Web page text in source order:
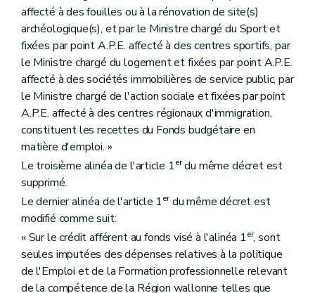
Art. 150
Art. 151
Art. 152
Art. 153
Chapitre XI Dispositions finales
Art. 154
affecté à des fouilles ou à la rénovation de site(s)
archéologique(s), et par le Ministre chargé du Sport et
fixées par point A.P.E. affecté à des centres sportifs, par
le Ministre chargé du logement et fixées par point A.P.E.
affecté à des sociétés immobilières de service public, par
le Ministre chargé de l'action sociale et fixées par point
A.P.E. affecté à des centres régionaux d'immigration,
constituent les recettes du Fonds budgétaire en
matière d'emploi. »
Le troisième alinéa de l'article 1erdu même décret est
supprimé.
Le dernier alinéa de l'article 1erdu même décret est
modifié comme suit:
« Sur le crédit afférent au fonds visé à l'alinéa 1er, sont
seules imputées des dépenses relatives à la politique
de l'Emploi et de la Formation professionnelle relevant
de la compétence de la Région wallonne telles que